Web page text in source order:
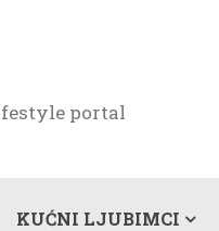
portal
KUĆNI LJUBIMCI